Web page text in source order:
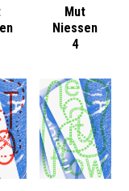
Mut
Niessen
4